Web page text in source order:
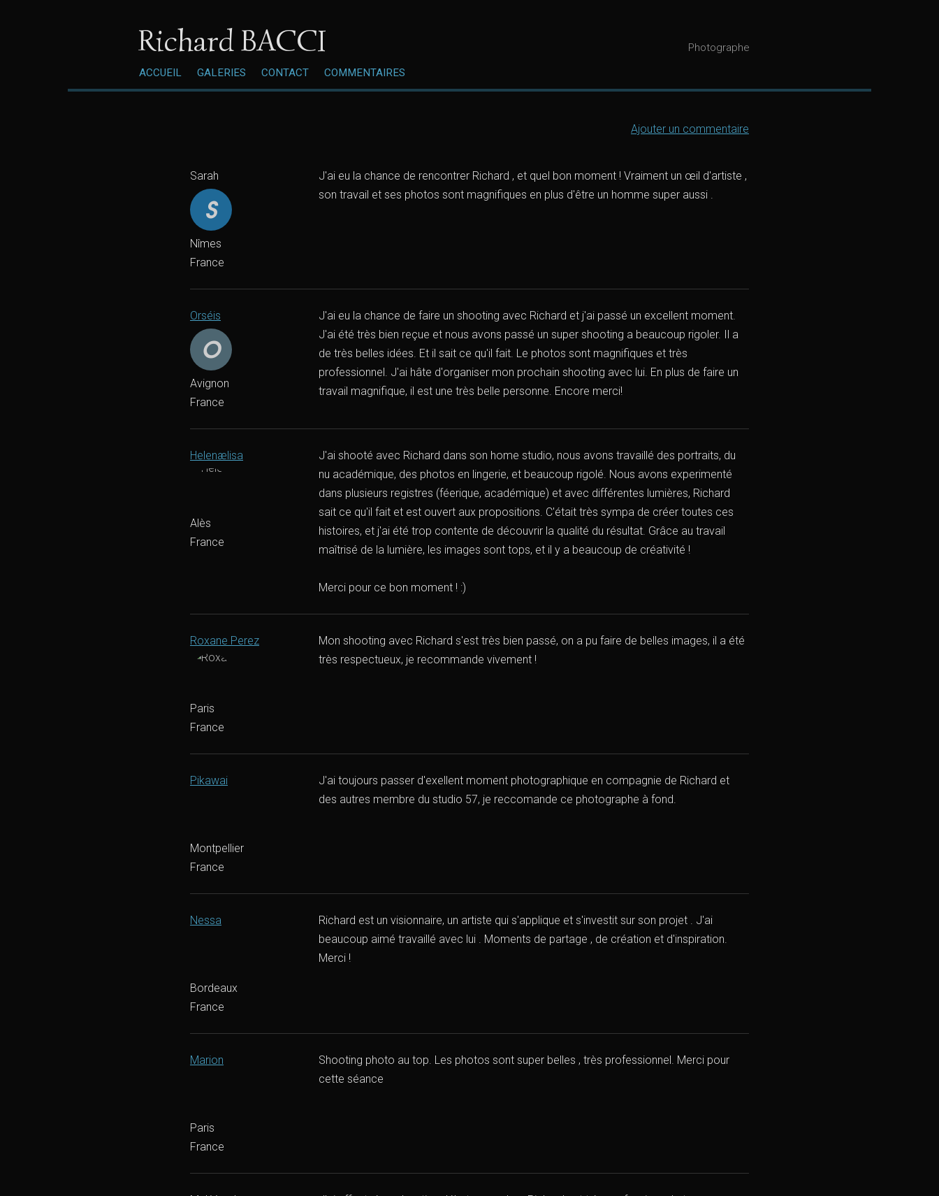
Richard BACCI
Photographe
ACCUEIL
GALERIES CONTACT COMMENTAIRES
Ajouter un commentaire
Sarah
Nîmes
France
J'ai eu la chance de rencontrer Richard , et quel bon moment ! Vraiment un œil d'artiste ,
son travail et ses photos sont magnifiques en plus d'être un homme super aussi .
Orséis
Avignon
France
J'ai eu la chance de faire un shooting avec Richard et j'ai passé un excellent moment.
J'ai été très bien reçue et nous avons passé un super shooting a beaucoup rigoler. Il a
de très belles idées. Et il sait ce qu'il fait. Le photos sont magnifiques et très
professionnel. J'ai hâte d'organiser mon prochain shooting avec lui. En plus de faire un
travail magnifique, il est une très belle personne. Encore merci!
Helenælisa
Alès
France
J'ai shooté avec Richard dans son home studio, nous avons travaillé des portraits, du
nu académique, des photos en lingerie, et beaucoup rigolé. Nous avons experimenté
dans plusieurs registres (féerique, académique) et avec différentes lumières, Richard
sait ce qu'il fait et est ouvert aux propositions. C'était très sympa de créer toutes ces
histoires, et j'ai été trop contente de découvrir la qualité du résultat. Grâce au travail
maîtrisé de la lumière, les images sont tops, et il y a beaucoup de créativité !
Merci pour ce bon moment ! :)
Roxane Perez
Paris
France
Mon shooting avec Richard s'est très bien passé, on a pu faire de belles images, il a été
très respectueux, je recommande vivement !
Pikawai
Montpellier
France
J'ai toujours passer d'exellent moment photographique en compagnie de Richard et
des autres membre du studio 57, je reccomande ce photographe à fond.
Nessa
Bordeaux
France
Richard est un visionnaire, un artiste qui s'applique et s'investit sur son projet . J'ai
beaucoup aimé travaillé avec lui . Moments de partage , de création et d'inspiration.
Merci !
Marion
Paris
France
Shooting photo au top. Les photos sont super belles , très professionnel. Merci pour
cette séance